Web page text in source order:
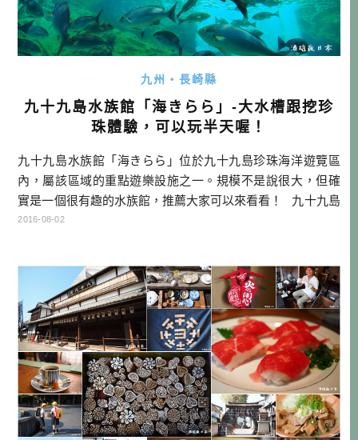
九州・長崎縣
九十九島水族館「海きらら」-大水槽跟挖珍
珠體驗，可以玩半天喔！
九十九島水族館「海きらら」位於九十九島珍珠海洋遊覽區
內，屬該區域的重點遊樂設施之一。規模不是說很大，但確
實是一個很有趣的水族館，推薦大家可以來看看！ 九十九島
水族館的大水槽真的很值得一看，如果你趕時間的話，可以
體驗不到的，推薦親子一起參加，可以玩又可以學習，是不
是很棒呢？ 外觀設 […]…
2016-08-02